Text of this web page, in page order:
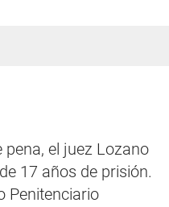
pena, el juez Lozano
17 años de prisión.
Penitenciario